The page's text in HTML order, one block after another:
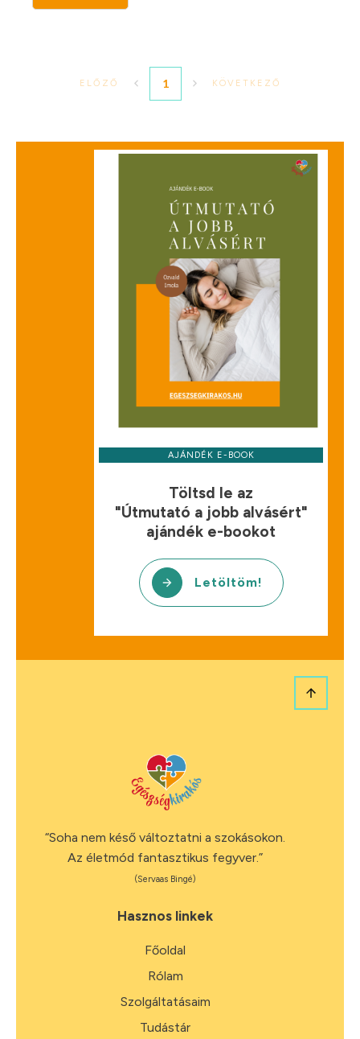
ELŐZŐ 1 KÖVETKEZŐ
AJÁNDÉK E-BOOK
Töltsd le az
"Útmutató a jobb alvásért"
ajándék e-bookot
Letöltöm!
“Soha nem késő változtatni a szokásokon.
Az életmód fantasztikus fegyver.”
(Servaas Bingé)
Hasznos linkek
Főoldal
Rólam
Szolgáltatásaim
Tudástár